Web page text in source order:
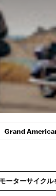
Grand
ーターサイクル